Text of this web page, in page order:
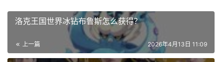
洛克王国世界冰钻布鲁斯怎么获得？
上一篇 2026年4月13日 11:09